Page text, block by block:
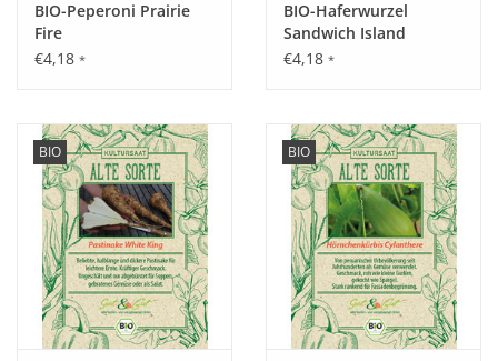
Inhalt:
2,5 g
BIO-Peperoni Prairie
Fire
€4,18 *
BIO-Haferwurzel
Sandwich Island
€4,18 *
BIO BIO